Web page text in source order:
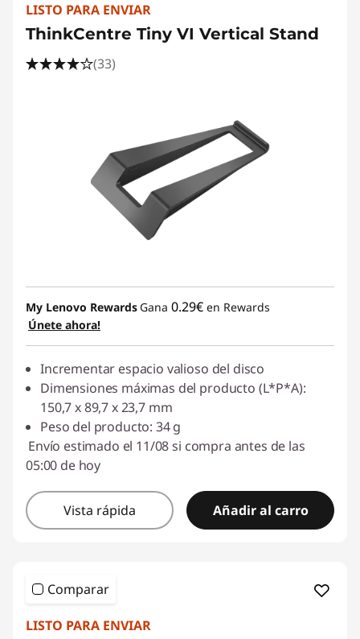
LISTO PARA ENVIAR
ThinkCentre Tiny VI Vertical Stand
(33)
My Lenovo Rewards Gana 0.29€ en Rewards
Únete ahora!
Incrementar espacio valioso del disco
Dimensiones máximas del producto (L*P*A):
150,7 x 89,7 x 23,7 mm
Peso del producto: 34 g
Envío estimado el 11/08 si compra antes de las
05:00 de hoy
Vista rápida Añadir al carro
Comparar
LISTO PARA ENVIAR